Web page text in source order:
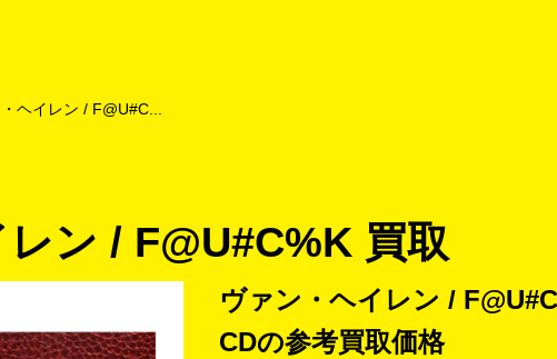
ヘイレン / F@U#C...
ン / F@U#C%K 買取
ヴァン・ヘイレン /
CDの参考買取価格